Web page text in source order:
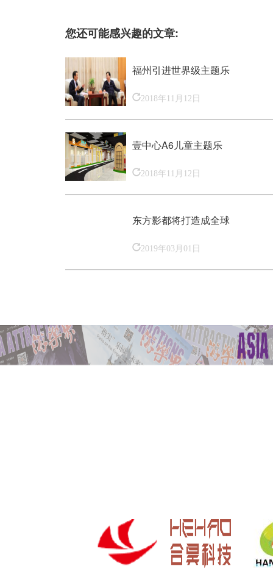
您还可能感兴趣的文章:
福州引进世界级主题乐
2018年11月12日
壹中心A6儿童主题乐
2018年11月12日
东方影都将打造成全球
2019年03月01日